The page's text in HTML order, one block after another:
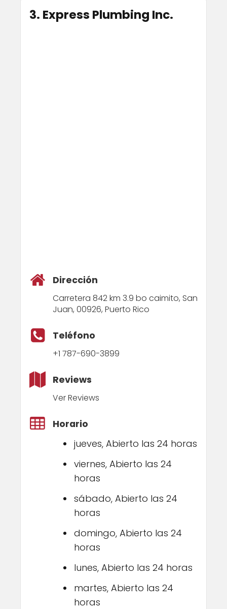
3. Express Plumbing Inc.
Dirección
Carretera 842 km 3.9 bo caimito, San
Juan, 00926, Puerto Rico
Teléfono
+1 787-690-3899
Reviews
Ver Reviews
Horario
jueves, Abierto las 24 horas
viernes, Abierto las 24
horas
sábado, Abierto las 24
horas
domingo, Abierto las 24
horas
lunes, Abierto las 24 horas
martes, Abierto las 24
horas